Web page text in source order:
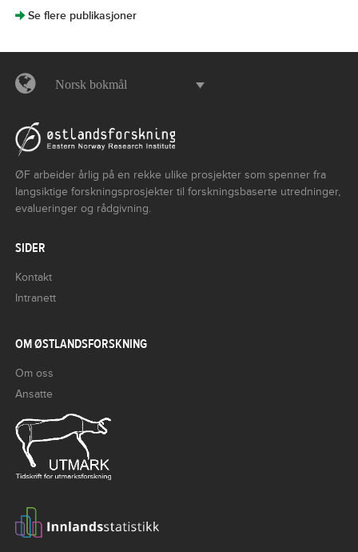
]Se flere publikasjoner
Norsk bokmål
ØF arbeider årlig på en rekke ulike prosjekter som spenner fra
langsiktige forskningsprosjekter til forskningsbaserte utredninger,
evalueringer og rådgivning.
SIDER
Kontakt
Intranett
OM ØSTLANDSFORSKNING
Om oss
Ansatte